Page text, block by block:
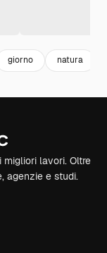
giorno natura
lavori. Oltre
agenzie e studi.